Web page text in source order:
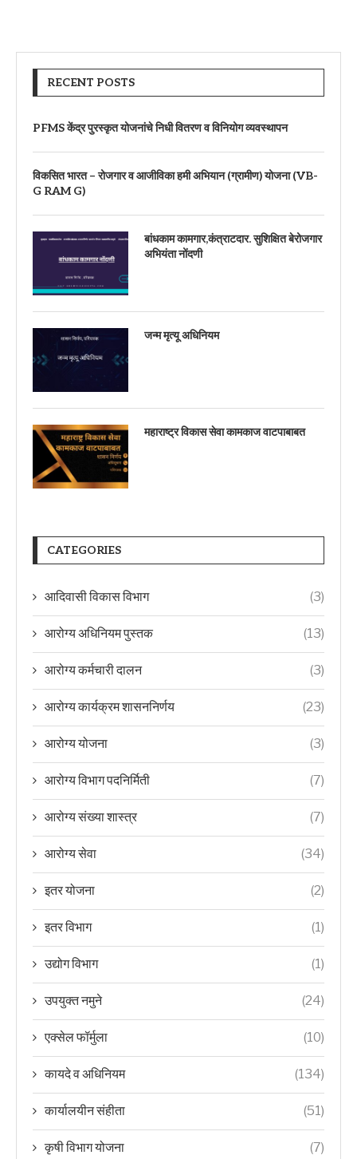
RECENT POSTS
PFMS केंद्र पुरस्कृत योजनांचे निधी वितरण व विनियोग व्यवस्थापन
विकसित भारत – रोजगार व आजीविका हमी अभियान (ग्रामीण) योजना (VB-
G RAM G)
बांधकाम कामगार,कंत्राटदार. सुशिक्षित बेरोजगार
अभियंता नोंदणी
जन्म मृत्यू अधिनियम
महाराष्ट्र विकास सेवा कामकाज वाटपाबाबत
CATEGORIES
आदिवासी विकास विभाग (3)
आरोग्य अधिनियम पुस्तक (13)
आरोग्य कर्मचारी दालन (3)
आरोग्य कार्यक्रम शासननिर्णय (23)
आरोग्य योजना (3)
आरोग्य विभाग पदनिर्मिती (7)
आरोग्य संख्या शास्त्र (7)
आरोग्य सेवा (34)
इतर योजना (2)
इतर विभाग (1)
उद्योग विभाग (1)
उपयुक्त नमुने (24)
एक्सेल फॉर्मुला (10)
कायदे व अधिनियम (134)
कार्यालयीन संहीता (51)
कृषी विभाग योजना (7)